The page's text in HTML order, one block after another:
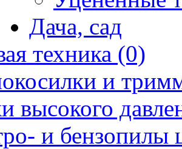
Дача, сад
техника (0)
и
высокого
и бензопилы